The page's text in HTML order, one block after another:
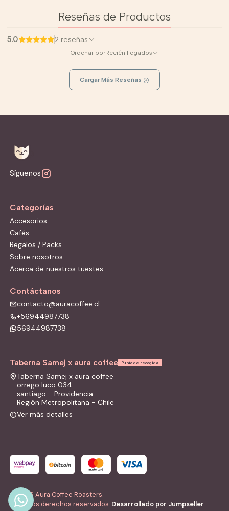
Reseñas de Productos
5.0 2 reseñas
Ordenar porRecién llegados
Cargar Más Reseñas
Síguenos
Categorías
Accesorios
Cafés
Regalos / Packs
Sobre nosotros
Acerca de nuestros tuestes
Contáctanos
contacto@auracoffee.cl
+56944987738
56944987738
Taberna Samej x aura coffee Punto de recogida
Taberna Samej x aura coffee
orrego luco 034
santiago - Providencia
Región Metropolitana - Chile
Ver más detalles
2026 Aura Coffee Roasters.
Todos los derechos reservados. Desarrollado por Jumpseller.